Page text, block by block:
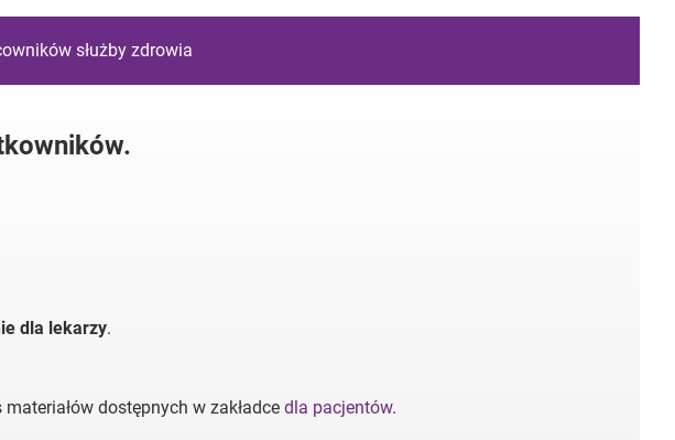
służby zdrowia
dla lekarzy.
dostępnych w zakładce dla pacjentów.